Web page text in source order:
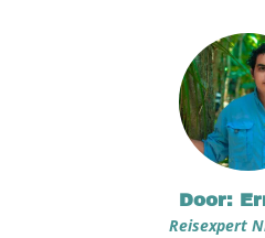
Door:
Reisexpert